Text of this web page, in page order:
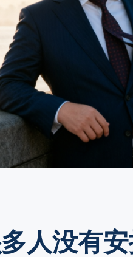
人没有